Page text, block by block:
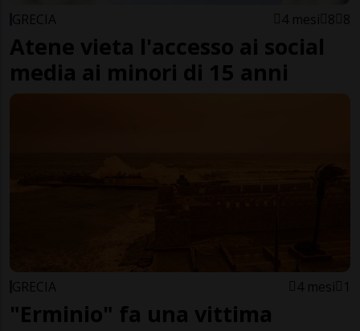
GRECIA 4 mesi 8 8
Atene vieta l'accesso ai social
media ai minori di 15 anni
GRECIA 4 mesi 1
"Erminio" fa una vittima